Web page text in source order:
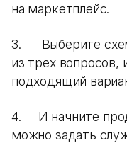
на маркетплейс.
3. Выберите
из трех вопросов,
подходящий
4. И начните
можно задать